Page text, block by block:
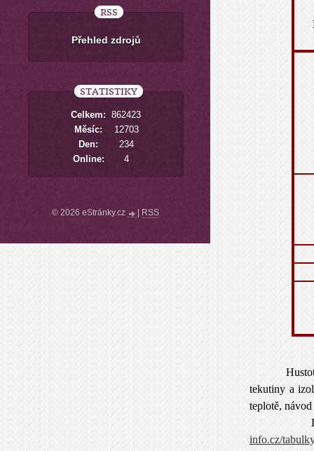
Hustoty
tekutiny a
teplotě,
Přepočet
info.cz/
RSS
Přehled zdrojů
STATISTIKY
Online: 4
Celkem: 862423
Měsíc:
12703
Den:
234
© 2026 eStránky.cz RSS